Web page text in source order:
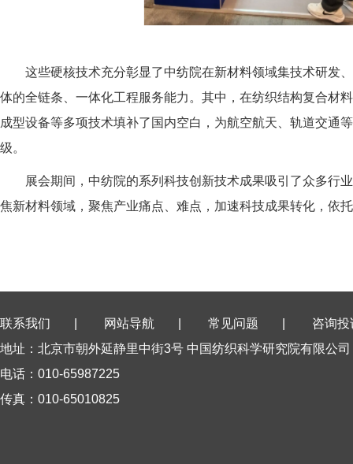
这些硬核技术充分彰显了中纺院在新材料领域集技术研发、
体的全链条、一体化工程服务能力。其中，在纺织结构复合材
成型设备等多项技术填补了国内空白，为航空航天、轨道交通
级。
展会期间，中纺院的系列科技创新技术成果吸引了众多行业
焦新材料领域，聚焦产业痛点、难点，加速科技成果转化，依
联系我们 网站导航 常见问题
咨询投
地址：北京市朝外延静里中街3号 中国纺织科学研究院有限公司
电话：010-65987225
传真：010-65010825